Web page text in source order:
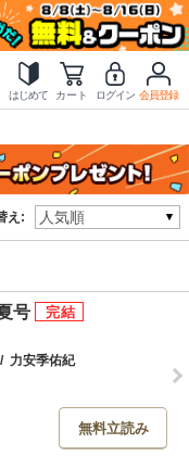
はじめて カート ログイン 会員登録
え:
号
/ 力安季佑紀
無料立読み